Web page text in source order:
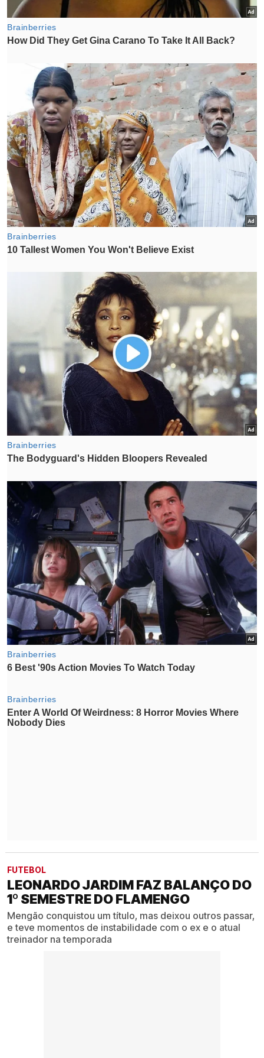
FUTEBOL
LEONARDO JARDIM FAZ BALANÇO DO
1º SEMESTRE DO FLAMENGO
Mengão conquistou um título, mas deixou outros passar,
e teve momentos de instabilidade com o ex e o atual
treinador na temporada